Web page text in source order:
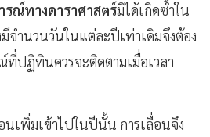
รณ์ทางดาราศาสตร์มิได้เกิดซ้ำใน
ำนวนวันในแต่ละปีเท่าเดิมจึงต้อง
ที่ปฏิทินควรจะติดตามเมื่อเวลา
นเพิ่มเข้าไปในปีนั้น การเลื่อนจึง